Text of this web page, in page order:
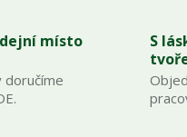
místo
doručíme
S